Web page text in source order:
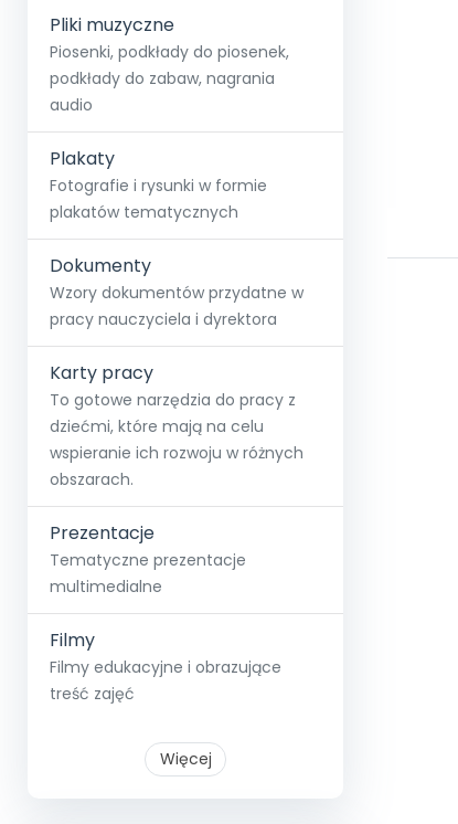
Pliki muzyczne
Piosenki, podkłady do piosenek,
podkłady do zabaw, nagrania
audio
Plakaty
Fotografie i rysunki w formie
plakatów tematycznych
Dokumenty
Wzory dokumentów przydatne w
pracy nauczyciela i dyrektora
Karty pracy
To gotowe narzędzia do pracy z
dziećmi, które mają na celu
wspieranie ich rozwoju w różnych
obszarach.
Prezentacje
Tematyczne prezentacje
multimedialne
Filmy
Filmy edukacyjne i obrazujące
treść zajęć
Więcej